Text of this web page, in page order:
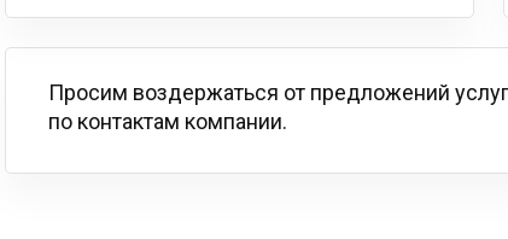
Просим воздержаться от предложений
по контактам компании.